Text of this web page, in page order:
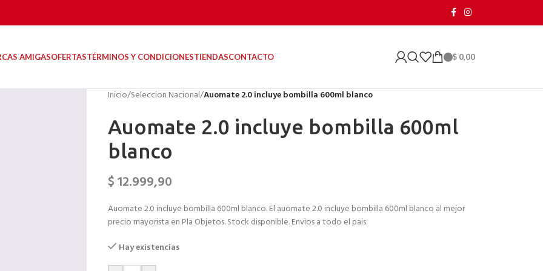
AMIGASOFERTASTÉRMINOS Y CONDICIONESTIENDASCONTACTO $ 0,00
Inicio/Seleccion Nacional/Auomate 2.0 incluye bombilla 600ml blanco
Auomate 2.0 incluye bombilla 600ml
blanco
$12.999,90
Auomate 2.0 incluye bombilla 600ml blanco. El auomate 2.0 incluye bombilla 600ml blanco al mejor
precio mayorista en Pla Objetos. Stock disponible. Envios a todo el pais.
Hay existencias